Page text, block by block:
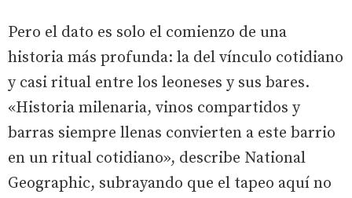
Pero el dato es solo el comienzo de una
historia más profunda: la del vínculo cotidiano
y casi ritual entre los leoneses y sus bares.
«Historia milenaria, vinos compartidos y
barras siempre llenas convierten a este barrio
en un ritual cotidiano», describe National
Geographic, subrayando que el tapeo aquí no